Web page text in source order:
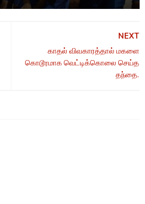
NEXT
காதல் விவகாரத்தால் மகளை
கொடூரமாக வெட்டிக்கொலை செய்த
தந்தை.